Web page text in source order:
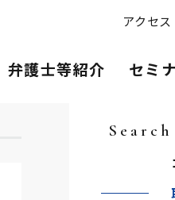
アクセス
弁護士等紹介 セミ
Search